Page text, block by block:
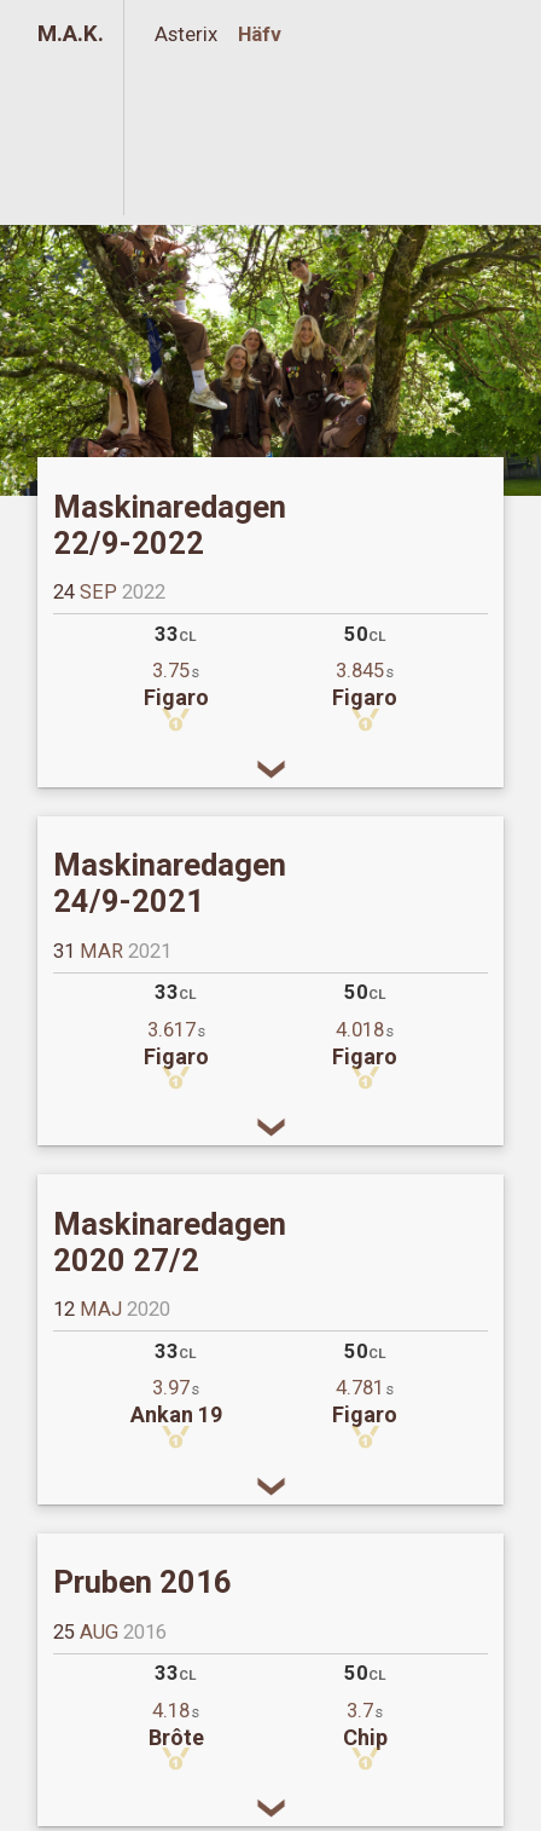
M.A.K. Asterix Häfv
Maskinaredagen
22/9-2022
24 SEP 2022
33CL
3.75s
Figaro
50CL
3.845s
Figaro
Maskinaredagen
24/9-2021
31 MAR 2021
33CL
3.617s
Figaro
50CL
4.018s
Figaro
Maskinaredagen
2020 27/2
12 MAJ 2020
33CL
3.97s
Ankan 19
50CL
4.781 s
Figaro
Pruben 2016
25 AUG 2016
33CL
4.18s
Brôte
50CL
3.7s
Chip